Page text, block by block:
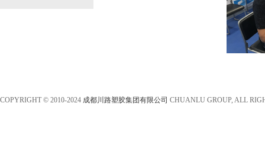
COPYRIGHT © 2010-2024 成都川路塑胶集团有限公司 CHUANLU GROUP, ALL